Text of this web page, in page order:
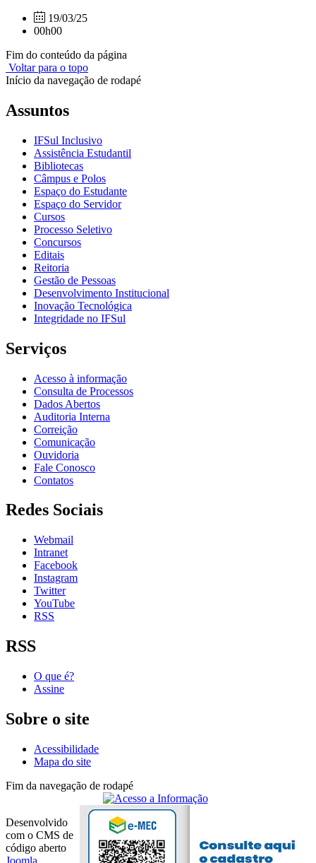
19/03/25
00h00
Fim do conteúdo da página
Voltar para o topo
Início da navegação de rodapé
Assuntos
IFSul Inclusivo
Assistência Estudantil
Bibliotecas
Câmpus e Polos
Espaço do Estudante
Espaço do Servidor
Cursos
Processo Seletivo
Concursos
Editais
Reitoria
Gestão de Pessoas
Desenvolvimento Institucional
Inovação Tecnológica
Integridade no IFSul
Serviços
Acesso à informação
Consulta de Processos
Dados Abertos
Auditoria Interna
Correição
Comunicação
Ouvidoria
Fale Conosco
Contatos
Redes Sociais
Webmail
Intranet
Facebook
Instagram
Twitter
YouTube
RSS
RSS
O que é?
Assine
Sobre o site
Acessibilidade
Mapa do site
Fim da navegação de rodapé
Desenvolvido
com o CMS de
código aberto
Joomla